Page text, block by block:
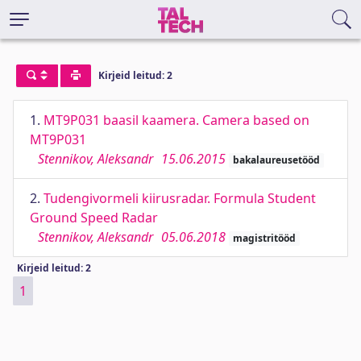
Kirjeid leitud: 2
1. MT9P031 baasil kaamera. Camera based on
MT9P031
Stennikov, Aleksandr 15.06.2015 bakalaureusetööd
2. Tudengivormeli kiirusradar. Formula Student
Ground Speed Radar
Stennikov, Aleksandr 05.06.2018 magistritööd
Kirjeid leitud: 2
1